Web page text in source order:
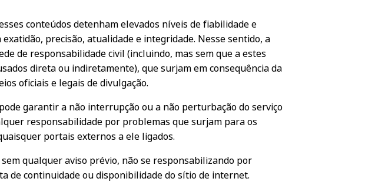
conteúdos detenham elevados níveis de fiabilidade e
precisão, atualidade e integridade. Nesse sentido, a
de responsabilidade civil (incluindo, mas sem que a estes
direta ou indiretamente), que surjam em consequência da
oficiais e legais de divulgação.
garantir a não interrupção ou a não perturbação do serviço
responsabilidade por problemas que surjam para os
portais externos a ele ligados.
qualquer aviso prévio, não se responsabilizando por
de continuidade ou disponibilidade do sítio de internet.